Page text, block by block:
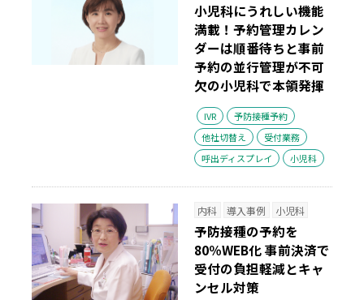
小児科にうれしい機能
満載！予約管理カレン
ダーは順番待ちと事前
予約の並行管理が不可
欠の小児科で本領発揮
IVR
予防接種予約
他社切替え
受付業務
呼出ディスプレイ
小児科
内科 導入事例 小児科
予防接種の予約を
80％WEB化 事前決済で
受付の負担軽減とキャ
ンセル対策